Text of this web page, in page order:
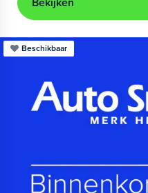
Bekijken
Beschikbaar